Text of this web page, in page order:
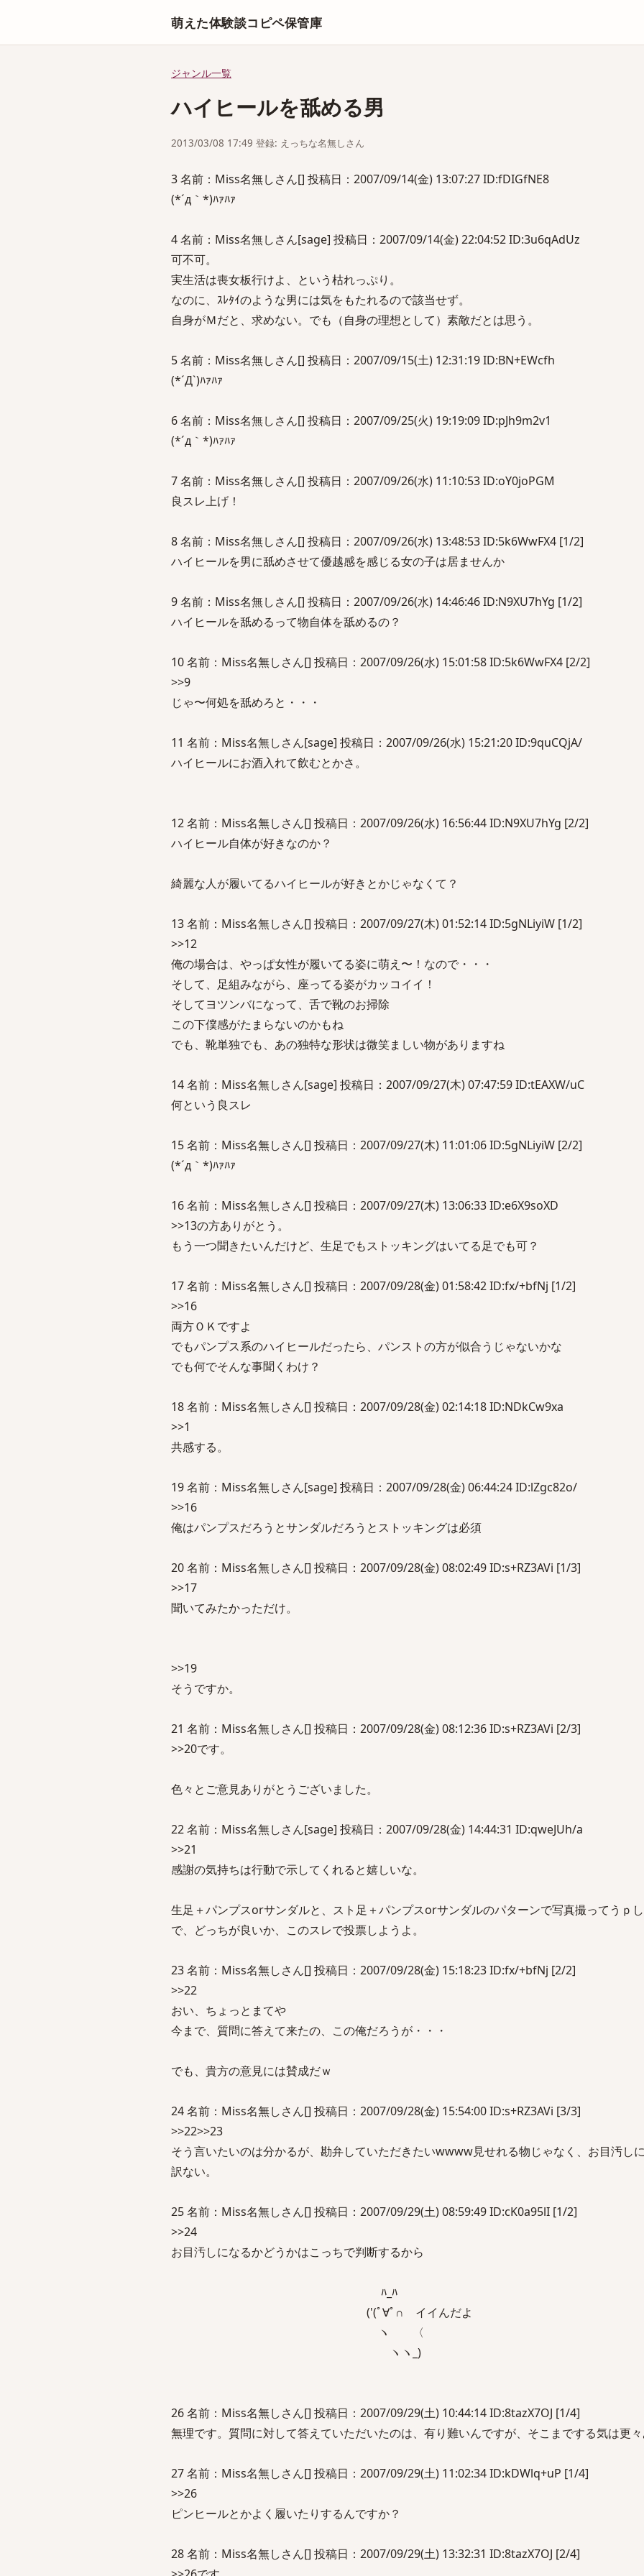
萌えた体験談コピペ保管庫
ジャンル一覧
ハイヒールを舐める男
2013/03/08 17:49 登録: えっちな名無しさん
3 名前：Miss名無しさん[] 投稿日：2007/09/14(金) 13:07:27 ID:fDIGfNE8
(*´д｀*)ﾊｧﾊｧ
4 名前：Miss名無しさん[sage] 投稿日：2007/09/14(金) 22:04:52 ID:3u6qAdUz
可不可。
実生活は喪女板行けよ、という枯れっぷり。
なのに、ｽﾚﾀｲのような男には気をもたれるので該当せず。
自身がＭだと、求めない。でも（自身の理想として）素敵だとは思う。
5 名前：Miss名無しさん[] 投稿日：2007/09/15(土) 12:31:19 ID:BN+EWcfh
(*´Д`)ﾊｧﾊｧ
6 名前：Miss名無しさん[] 投稿日：2007/09/25(火) 19:19:09 ID:pJh9m2v1
(*´д｀*)ﾊｧﾊｧ
7 名前：Miss名無しさん[] 投稿日：2007/09/26(水) 11:10:53 ID:oY0joPGM
良スレ上げ！
8 名前：Miss名無しさん[] 投稿日：2007/09/26(水) 13:48:53 ID:5k6WwFX4 [1/2]
ハイヒールを男に舐めさせて優越感を感じる女の子は居ませんか
9 名前：Miss名無しさん[] 投稿日：2007/09/26(水) 14:46:46 ID:N9XU7hYg [1/2]
ハイヒールを舐めるって物自体を舐めるの？
10 名前：Miss名無しさん[] 投稿日：2007/09/26(水) 15:01:58 ID:5k6WwFX4 [2/2]
>>9
じゃ〜何処を舐めろと・・・
11 名前：Miss名無しさん[sage] 投稿日：2007/09/26(水) 15:21:20 ID:9quCQjA/
ハイヒールにお酒入れて飲むとかさ。
12 名前：Miss名無しさん[] 投稿日：2007/09/26(水) 16:56:44 ID:N9XU7hYg [2/2]
ハイヒール自体が好きなのか？
綺麗な人が履いてるハイヒールが好きとかじゃなくて？
13 名前：Miss名無しさん[] 投稿日：2007/09/27(木) 01:52:14 ID:5gNLiyiW [1/2]
>>12
俺の場合は、やっぱ女性が履いてる姿に萌え〜！なので・・・
そして、足組みながら、座ってる姿がカッコイイ！
そしてヨツンバになって、舌で靴のお掃除
この下僕感がたまらないのかもね
でも、靴単独でも、あの独特な形状は微笑ましい物がありますね
14 名前：Miss名無しさん[sage] 投稿日：2007/09/27(木) 07:47:59 ID:tEAXW/uC
何という良スレ
15 名前：Miss名無しさん[] 投稿日：2007/09/27(木) 11:01:06 ID:5gNLiyiW [2/2]
(*´д｀*)ﾊｧﾊｧ
16 名前：Miss名無しさん[] 投稿日：2007/09/27(木) 13:06:33 ID:e6X9soXD
>>13の方ありがとう。
もう一つ聞きたいんだけど、生足でもストッキングはいてる足でも可？
17 名前：Miss名無しさん[] 投稿日：2007/09/28(金) 01:58:42 ID:fx/+bfNj [1/2]
>>16
両方ＯＫですよ
でもパンプス系のハイヒールだったら、パンストの方が似合うじゃないかな
でも何でそんな事聞くわけ？
18 名前：Miss名無しさん[] 投稿日：2007/09/28(金) 02:14:18 ID:NDkCw9xa
>>1
共感する。
19 名前：Miss名無しさん[sage] 投稿日：2007/09/28(金) 06:44:24 ID:lZgc82o/
>>16
俺はパンプスだろうとサンダルだろうとストッキングは必須
20 名前：Miss名無しさん[] 投稿日：2007/09/28(金) 08:02:49 ID:s+RZ3AVi [1/3]
>>17
聞いてみたかっただけ。
>>19
そうですか。
21 名前：Miss名無しさん[] 投稿日：2007/09/28(金) 08:12:36 ID:s+RZ3AVi [2/3]
>>20です。
色々とご意見ありがとうございました。
22 名前：Miss名無しさん[sage] 投稿日：2007/09/28(金) 14:44:31 ID:qweJUh/a
>>21
感謝の気持ちは行動で示してくれると嬉しいな。
生足＋パンプスorサンダルと、スト足＋パンプスorサンダルのパターンで写真撮ってうｐ
で、どっちが良いか、このスレで投票しようよ。
23 名前：Miss名無しさん[] 投稿日：2007/09/28(金) 15:18:23 ID:fx/+bfNj [2/2]
>>22
おい、ちょっとまてや
今まで、質問に答えて来たの、この俺だろうが・・・
でも、貴方の意見には賛成だｗ
24 名前：Miss名無しさん[] 投稿日：2007/09/28(金) 15:54:00 ID:s+RZ3AVi [3/3]
>>22>>23
そう言いたいのは分かるが、勘弁していただきたいwwww見せれる物じゃなく、お目汚し
訳ない。
25 名前：Miss名無しさん[] 投稿日：2007/09/29(土) 08:59:49 ID:cK0a95lI [1/2]
>>24
お目汚しになるかどうかはこっちで判断するから
ﾊ_ﾊ
('(ﾟ∀ﾟ∩ イイんだよ
ヽ 〈
ヽヽ_)
26 名前：Miss名無しさん[] 投稿日：2007/09/29(土) 10:44:14 ID:8tazX7OJ [1/4]
無理です。質問に対して答えていただいたのは、有り難いんですが、そこまでする気は更
27 名前：Miss名無しさん[] 投稿日：2007/09/29(土) 11:02:34 ID:kDWlq+uP [1/4]
>>26
ピンヒールとかよく履いたりするんですか？
28 名前：Miss名無しさん[] 投稿日：2007/09/29(土) 13:32:31 ID:8tazX7OJ [2/4]